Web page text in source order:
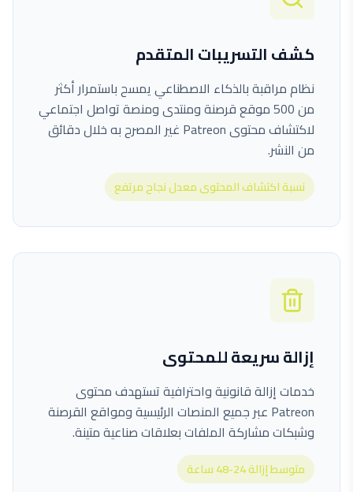
كشف التسريبات المتقدم
نظام مراقبة بالذكاء الاصطناعي يمسح باستمرار أكثر
من 500 موقع قرصنة ومنتدى ومنصة تواصل اجتماعي
لاكتشاف محتوى Patreon غير المصرح به خلال دقائق
من النشر.
نسبة اكتشاف المحتوى معدل نجاح مرتفع
إزالة سريعة للمحتوى
خدمات إزالة قانونية واحترافية تستهدف محتوى
Patreon عبر جميع المنصات الرئيسية ومواقع القرصنة
وشبكات مشاركة الملفات بعلاقات صناعية متينة.
متوسط إزالة 24-48 ساعة